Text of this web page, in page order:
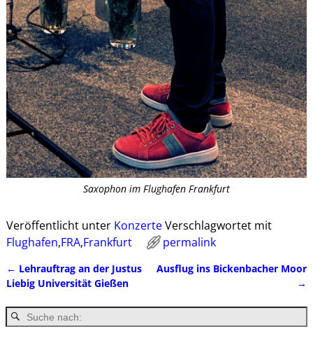
Saxophon im Flughafen Frankfurt
Veröffentlicht unter KonzerteVerschlagwortet mit
Flughafen,FRA,Frankfurt permalink
Artikelnavigation
← Lehrauftrag an der Justus
Liebig Universität Gießen
Ausflug ins Bickenbacher Moor
→